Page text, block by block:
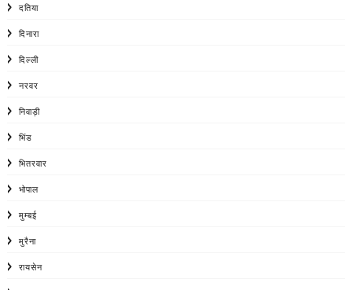
दतिया
दिनारा
दिल्ली
नरवर
निवाड़ी
भिंड
भितरवार
भोपाल
मुम्बई
मुरैना
रायसेन